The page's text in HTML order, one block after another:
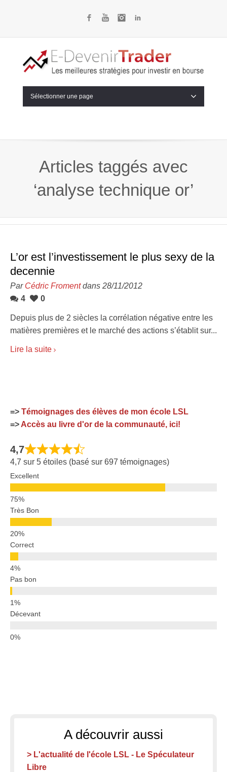
FacebookYouTubeInstagram
Sélectionner une page
Articles taggés avec
‘analyse technique or’
L’or est l’investissement le plus sexy de la
decennie
Par Cédric Fromentdans 28/11/2012
4
0
Depuis plus de 2 siècles la corrélation négative entre les
matières premières et le marché des actions s’établit sur...
Lire la suite
=> Témoignages des élèves de mon école LSL
=> Accès au livre d'or de la communauté, ici!
4,7
4,7 sur 5 étoiles (basé sur 697 témoignages)
Excellent
Très Bon
Correct
Pas bon
Décevant
A découvrir aussi
> L'actualité de l'école LSL - Le Spéculateur
Libre